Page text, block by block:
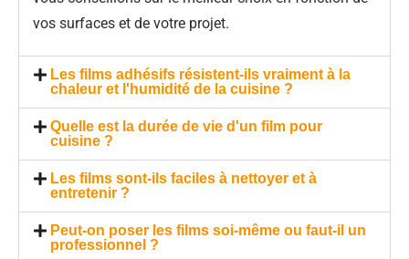
vos surfaces et de votre projet.
Les films adhésifs résistent-ils vraiment à la
chaleur et l'humidité de la cuisine ?
Quelle est la durée de vie d'un film pour
cuisine ?
Les films sont-ils faciles à nettoyer et à
entretenir ?
Peut-on poser les films soi-même ou faut-il un
professionnel ?